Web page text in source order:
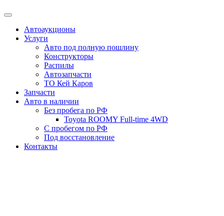
Автоаукционы
Услуги
Авто под полную пошлину
Конструкторы
Распилы
Автозапчасти
ТО Кей Каров
Запчасти
Авто в наличии
Без пробега по РФ
Toyota ROOMY Full-time 4WD
С пробегом по РФ
Под восстановление
Контакты